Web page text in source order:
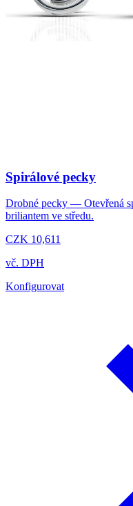
Spirálové pecky
Drobné pecky — Otevřená
briliantem ve středu.
CZK 10,611
vč. DPH
Konfigurovat